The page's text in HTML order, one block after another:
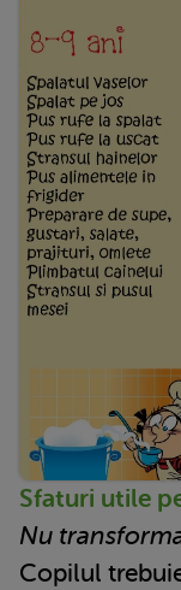
Sfaturi utile
Nu
Copilul